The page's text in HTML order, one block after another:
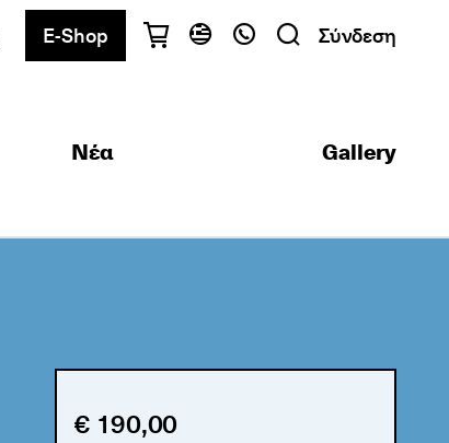
E-Shop
Σύνδεση
Νέα Gallery
€ 190,00